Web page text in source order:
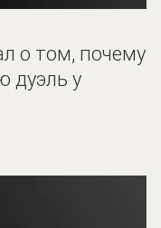
о том, почему
дуэль у